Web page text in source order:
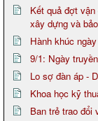
Kết quả đợt
xây dựng và
Hành khúc
9/1: Ngày
Lo sợ đàn áp -
Khoa học kỹ
Ban trẻ trao đổi